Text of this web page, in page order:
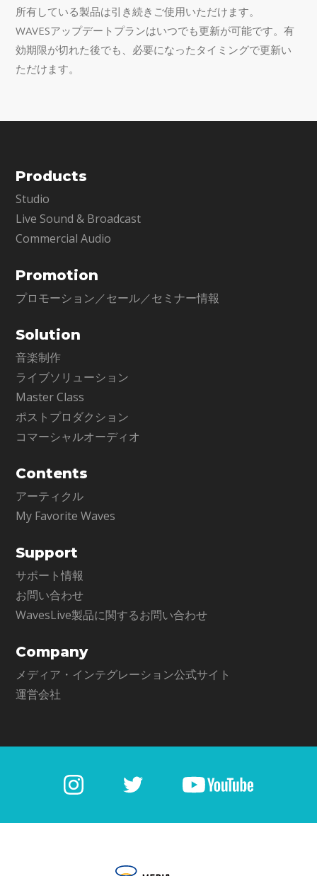
所有している製品は引き続きご使用いただけます。
WAVESアップデートプランはいつでも更新が可能です。有
効期限が切れた後でも、必要になったタイミングで更新い
ただけます。
Products
Studio
Live Sound & Broadcast
Commercial Audio
Promotion
プロモーション／セール／セミナー情報
Solution
音楽制作
ライブソリューション
Master Class
ポストプロダクション
コマーシャルオーディオ
Contents
アーティクル
My Favorite Waves
Support
サポート情報
お問い合わせ
WavesLive製品に関するお問い合わせ
Company
メディア・インテグレーション公式サイト
運営会社